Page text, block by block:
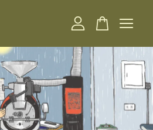
前還是空的。
繼續購物